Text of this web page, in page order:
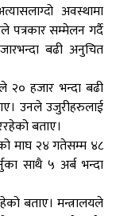
अवस्थामा
पत्रकार सम्मेलन गर्दै
बढी अनुचित
२० हजार भन्दा बढी
उनले उजुरीहरुलाई
बताए।
माघ २४ गतेसम्म ४८
साथै ५ अर्ब भन्दा
बताए। मन्त्रालयले